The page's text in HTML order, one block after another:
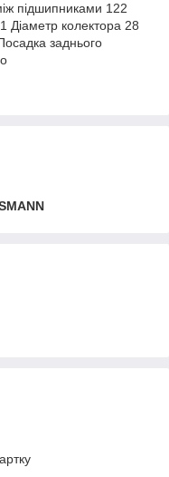
підшипниками 122
Діаметр колектора 28
заднього